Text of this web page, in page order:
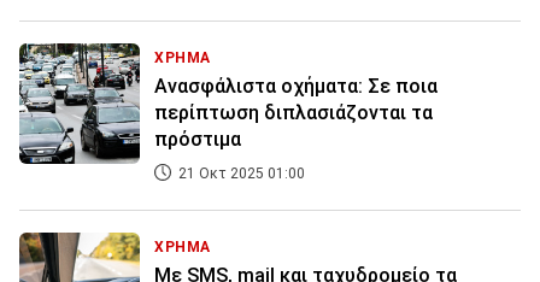
ΧΡΗΜΑ
Aνασφάλιστα οχήματα: Σε ποια
περίπτωση διπλασιάζονται τα
πρόστιμα
21 Οκτ 2025 01:00
ΧΡΗΜΑ
Με SMS, mail και ταχυδρομείο τα